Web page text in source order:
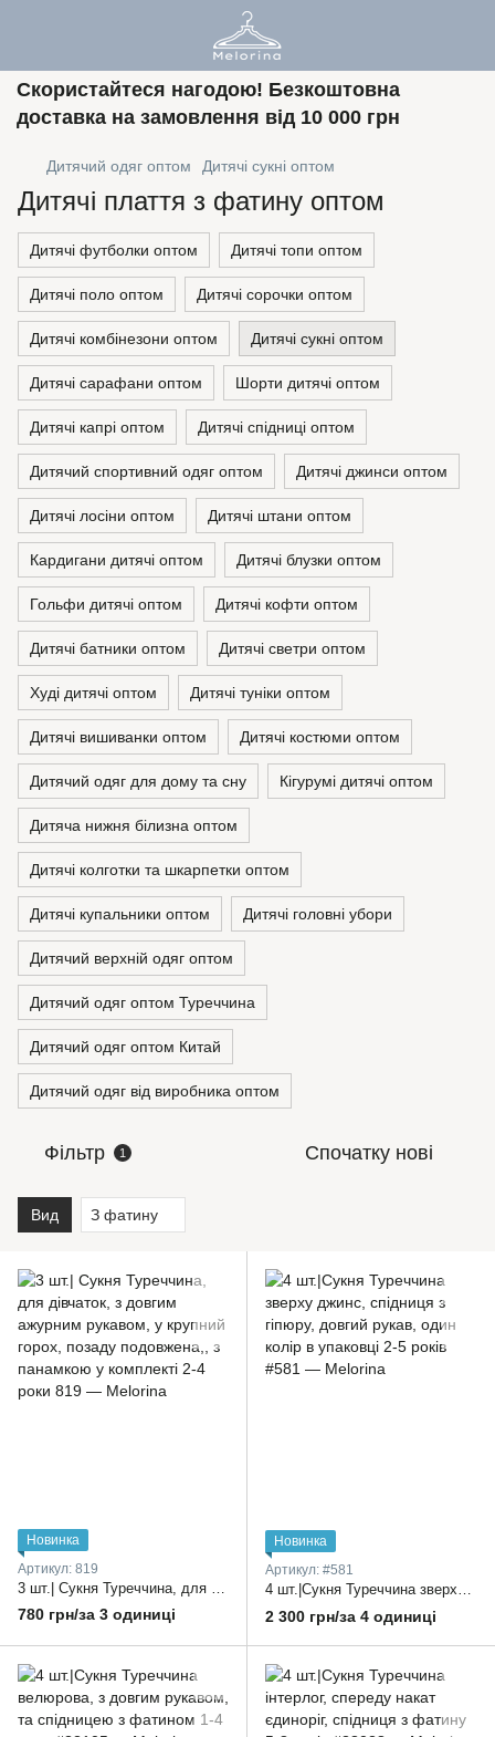
Скористайтеся нагодою! Безкоштовна
доставка на замовлення від 10 000 грн
Дитячий одяг оптом Дитячі сукні оптом
Дитячі плаття з фатину оптом
Дитячі футболки оптом Дитячі топи оптом
Дитячі поло оптом Дитячі сорочки оптом
Дитячі комбінезони оптом Дитячі сукні оптом
Дитячі сарафани оптом Шорти дитячі оптом
Дитячі капрі оптом Дитячі спідниці оптом
Дитячий спортивний одяг оптом Дитячі джинси оптом
Дитячі лосіни оптом Дитячі штани оптом
Кардигани дитячі оптом Дитячі блузки оптом
Гольфи дитячі оптом Дитячі кофти оптом
Дитячі батники оптом Дитячі светри оптом
Худі дитячі оптом Дитячі туніки оптом
Дитячі вишиванки оптом Дитячі костюми оптом
Дитячий одяг для дому та сну Кігурумі дитячі оптом
Дитяча нижня білизна оптом
Дитячі колготки та шкарпетки оптом
Дитячі купальники оптом Дитячі головні убори
Дитячий верхній одяг оптом
Дитячий одяг оптом Туреччина
Дитячий одяг оптом Китай
Дитячий одяг від виробника оптом
Фільтр 1 Спочатку нові
Вид З фатину
Новинка
Артикул: 819
780 грн/за 3 одиниці
Новинка
Артикул: #581
4 шт.|Сукня Туреччина зверху джинс, спідниця з гіпюру, довгий рукав, один колір в упаковці 2-5 років
2 300 грн/за 4 одиниці